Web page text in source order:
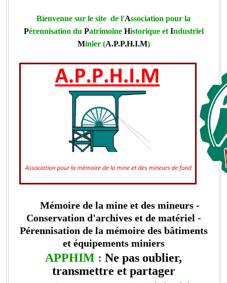
Bienvenue sur le site de l'Association pour la
Pérennisation du Patrimoine Historique etIndustriel
Minier (A.P.P.H.I.M)
Mémoire de la mine et des mineurs -
Conservation d'archives et de matériel -
Pérennisation de la mémoire des bâtiments
et équipements miniers
APPHIM : Ne pas oublier,
transmettre et partager